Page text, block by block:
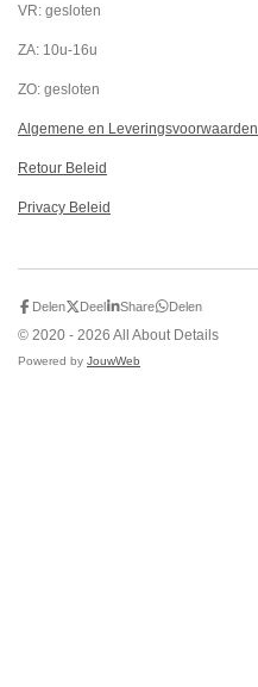
VR: gesloten
ZA: 10u-16u
ZO: gesloten
Algemene en Leveringsvoorwaarden
Retour Beleid
Privacy Beleid
Delen Deel Share Delen
© 2020 - 2026 All About Details
Powered by JouwWeb